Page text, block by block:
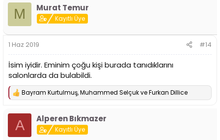
:
M Murat Temur
Kayıtlı Üye
1 Haz 2019 #14
İsim iyidir. Eminim çoğu kişi burada tanıdıklarını
salonlarda da bulabildi.
T
p
l
Bayram Kurtulmuş,Muhammed SelçukveFurkan Dillice
A Alperen Bıkmazer
Kayıtlı Üye